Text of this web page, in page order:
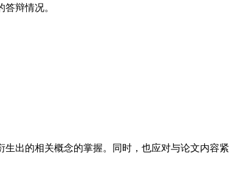
辩情况。
出的相关概念的掌握。同时，也应对与论文内容紧